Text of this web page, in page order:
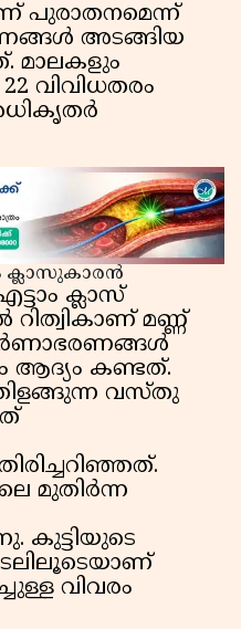
പുരാതനമെന്ന്
അടങ്ങിയ
മാലകളും
വിവിധതരം
ക്ലാസുകാരൻ
ക്ലാസ്
റിത്വികാണ് മണ്ണ്
ആദ്യം കണ്ടത്.
തിളങ്ങുന്ന വസ്തു
മുതിർന്ന
കുട്ടിയുടെ
വിവരം